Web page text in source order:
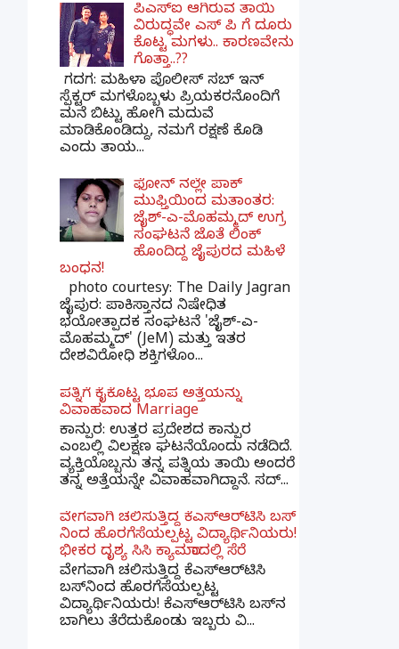
ಪಿಎಸ್​ಐ ಆಗಿರುವ ತಾಯಿ
ವಿರುದ್ಧವೇ ಎಸ್ ಪಿ ಗೆ ದೂರು
ಕೊಟ್ಟ ಮಗಳು.. ಕಾರಣವೇನು
ಗೊತ್ತಾ..??
ಗದಗ​: ಮಹಿಳಾ ಪೊಲೀಸ್​ ಸಬ್ ​ಇನ್​
ಸ್ಪೆಕ್ಟರ್​ ಮಗಳೊಬ್ಬಳು ಪ್ರಿಯಕರನೊಂದಿಗೆ
ಮನೆ ಬಿಟ್ಟು ಹೋಗಿ ಮದುವೆ
ಮಾಡಿಕೊಂಡಿದ್ದು, ನಮಗೆ ರಕ್ಷಣೆ ಕೊಡಿ
ಎಂದು ತಾಯ...
ಫೋನ್ ನಲ್ಲೇ ಪಾಕ್
ಮುಫ್ತಿಯಿಂದ ಮತಾಂತರ:
ಜೈಶ್-ಎ-ಮೊಹಮ್ಮದ್ ಉಗ್ರ
ಸಂಘಟನೆ ಜೊತೆ ಲಿಂಕ್
ಹೊಂದಿದ್ದ ಜೈಪುರದ ಮಹಿಳೆ
ಬಂಧನ!
photo courtesy: The Daily Jagran
ಜೈಪುರ: ಪಾಕಿಸ್ತಾನದ ನಿಷೇಧಿತ
ಭಯೋತ್ಪಾದಕ ಸಂಘಟನೆ 'ಜೈಶ್-ಎ-
ಮೊಹಮ್ಮದ್' (JeM) ಮತ್ತು ಇತರ
ದೇಶವಿರೋಧಿ ಶಕ್ತಿಗಳೊಂ...
ಪತ್ನಿಗೆ ಕೈಕೊಟ್ಟ ಭೂಪ ಅತ್ತೆಯನ್ನು
ವಿವಾಹವಾದ Marriage
ಕಾನ್ಪುರ: ಉತ್ತರ ಪ್ರದೇಶದ ಕಾನ್ಪುರ
ಎಂಬಲ್ಲಿ ವಿಲಕ್ಷಣ ಘಟನೆಯೊಂದು ನಡೆದಿದೆ.
ವ್ಯಕ್ತಿಯೊಬ್ಬನು ತನ್ನ ಪತ್ನಿಯ ತಾಯಿ ಅಂದರೆ
ತನ್ನ ಅತ್ತೆಯನ್ನೇ ವಿವಾಹವಾಗಿದ್ದಾನೆ. ಸದ್...
ವೇಗವಾಗಿ ಚಲಿಸುತ್ತಿದ್ದ ಕೆಎಸ್​ಆರ್​ಟಿಸಿ ಬಸ್​
ನಿಂದ ಹೊರಗೆಸೆಯಲ್ಪಟ್ಟ ವಿದ್ಯಾರ್ಥಿನಿಯರು!
ಭೀಕರ ದೃಶ್ಯ ಸಿಸಿ ಕ್ಯಾಮರಾದಲ್ಲಿ ಸೆರೆ
ವೇಗವಾಗಿ ಚಲಿಸುತ್ತಿದ್ದ ಕೆಎಸ್‌ಆರ್‌ಟಿಸಿ
ಬಸ್‌ನಿಂದ ಹೊರಗೆಸೆಯಲ್ಪಟ್ಟ
ವಿದ್ಯಾರ್ಥಿನಿಯರು! ಕೆಎಸ್‌ಆರ್‌ಟಿಸಿ ಬಸ್‌ನ
ಬಾಗಿಲು ತೆರೆದುಕೊಂಡು ಇಬ್ಬರು ವಿ...